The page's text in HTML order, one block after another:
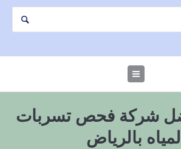
شركة فحص تسربات
بالرياض